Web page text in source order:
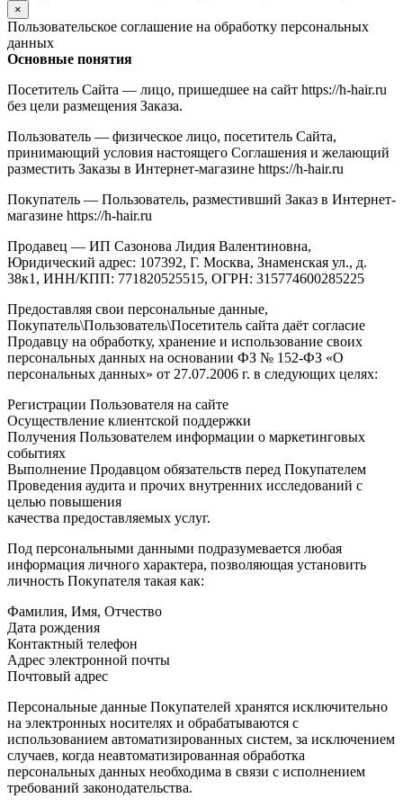
×
Пользовательское соглашение на обработку персональных
данных
Основные понятия
Посетитель Сайта — лицо, пришедшее на сайт https://h-hair.ru
без цели размещения Заказа.
Пользователь — физическое лицо, посетитель Сайта,
принимающий условия настоящего Соглашения и желающий
разместить Заказы в Интернет-магазине https://h-hair.ru
Покупатель — Пользователь, разместивший Заказ в Интернет-
магазине https://h-hair.ru
Продавец — ИП Сазонова Лидия Валентиновна,
Юридический адрес: 107392, Г. Москва, Знаменская ул., д.
38к1, ИНН/КПП: 771820525515, ОГРН: 315774600285225
Предоставляя свои персональные данные,
Покупатель\Пользователь\Посетитель сайта даёт согласие
Продавцу на обработку, хранение и использование своих
персональных данных на основании ФЗ № 152-ФЗ «О
персональных данных» от 27.07.2006 г. в следующих целях:
Регистрации Пользователя на сайте
Осуществление клиентской поддержки
Получения Пользователем информации о маркетинговых
событиях
Выполнение Продавцом обязательств перед Покупателем
Проведения аудита и прочих внутренних исследований с
целью повышения
качества предоставляемых услуг.
Под персональными данными подразумевается любая
информация личного характера, позволяющая установить
личность Покупателя такая как:
Фамилия, Имя, Отчество
Дата рождения
Контактный телефон
Адрес электронной почты
Почтовый адрес
Персональные данные Покупателей хранятся исключительно
на электронных носителях и обрабатываются с
использованием автоматизированных систем, за исключением
случаев, когда неавтоматизированная обработка
персональных данных необходима в связи с исполнением
требований законодательства.